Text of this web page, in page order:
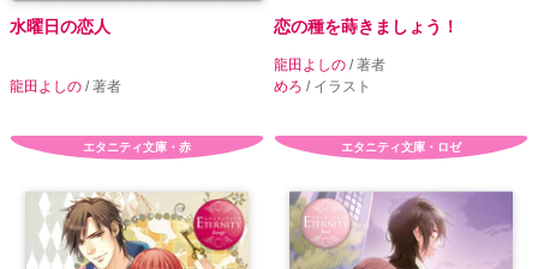
水曜日の恋人
龍田よしの / 著者
恋の種を蒔きましょう！
龍田よしの / 著者
めろ / イラスト
エタニティ文庫・赤 エタニティ文庫・ロゼ